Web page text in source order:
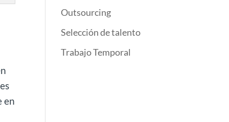
en
Outsourcing
Selección de talento
Trabajo Temporal